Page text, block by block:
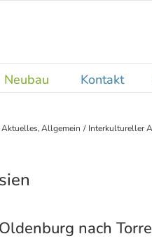
Neubau Kontakt
Aktuelles Allgemein Interkultureller
nach